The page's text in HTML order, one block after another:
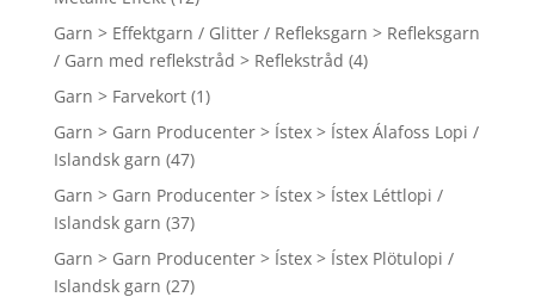
Garn > Effektgarn / Glitter / Refleksgarn > Refleksgarn
/ Garn med reflekstråd > Reflekstråd (4)
Garn > Farvekort (1)
Garn > Garn Producenter > Ístex > Ístex Álafoss Lopi /
Islandsk garn (47)
Garn > Garn Producenter > Ístex > Ístex Léttlopi /
Islandsk garn (37)
Garn > Garn Producenter > Ístex > Ístex Plötulopi /
Islandsk garn (27)